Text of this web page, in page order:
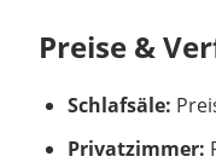
Preise &
Schlafsäle:
Privatzimmer: